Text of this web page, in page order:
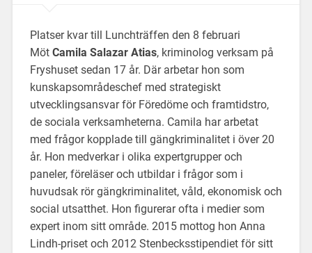
Platser kvar till Lunchträffen den 8 februari
Möt Camila Salazar Atias, kriminolog verksam på
Fryshuset sedan 17 år. Där arbetar hon som
kunskapsområdeschef med strategiskt
utvecklingsansvar för Föredöme och framtidstro,
de sociala verksamheterna. Camila har arbetat
med frågor kopplade till gängkriminalitet i över 20
år. Hon medverkar i olika expertgrupper och
paneler, föreläser och utbildar i frågor som i
huvudsak rör gängkriminalitet, våld, ekonomisk och
social utsatthet. Hon figurerar ofta i medier som
expert inom sitt område. 2015 mottog hon Anna
Lindh-priset och 2012 Stenbecksstipendiet för sitt